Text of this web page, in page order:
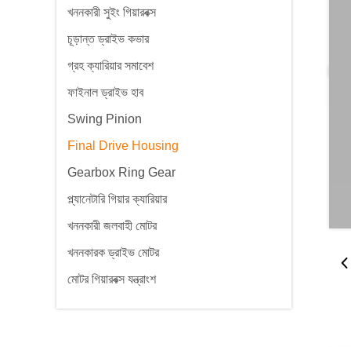
খননকারী সুইং গিয়ারবক্স
চূড়ান্ত ড্রাইভ কভার
গ্রহ ক্যারিয়ার সমাবেশ
ফাইনাল ড্রাইভ হাব
Swing Pinion
Final Drive Housing
Gearbox Ring Gear
প্ল্যানেটারি গিয়ার ক্যারিয়ার
খননকারী জলবাহী মোটর
খননকারক ড্রাইভ মোটর
মোটর গিয়ারবক্স যন্ত্রাংশ